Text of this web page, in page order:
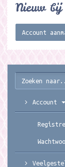
Nieuw
Account
Account